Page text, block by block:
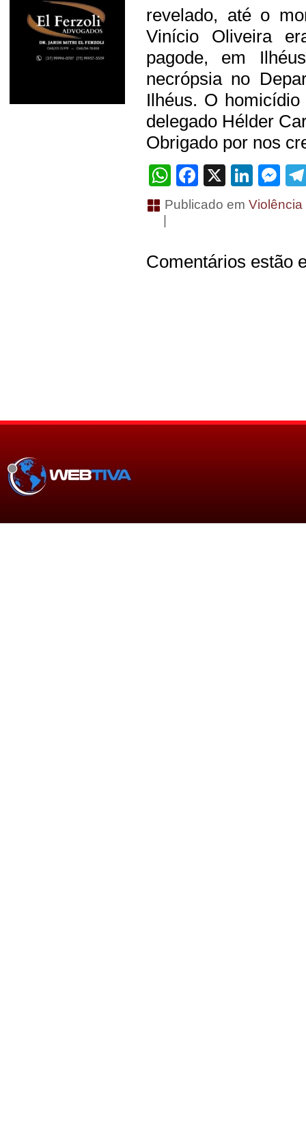
revelado, até o
Vinício Oliveira
pagode, em
necrópsia no
Ilhéus. O
delegado Hélder
Obrigado por nos
WhatsApp
Facebook
X
Publicado em Violência
Comentários estão